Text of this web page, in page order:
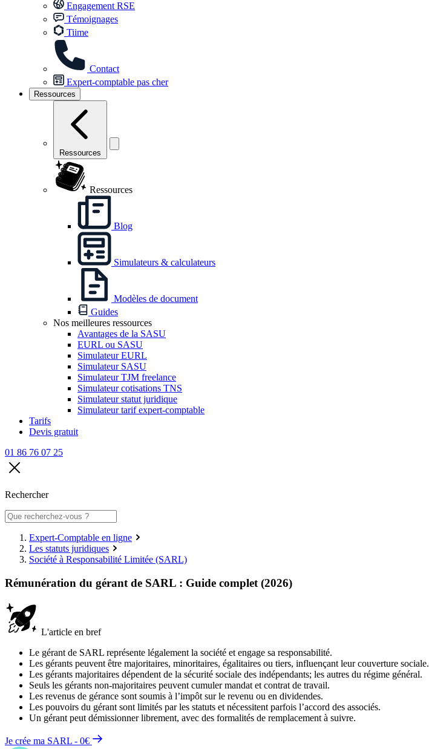
Engagement RSE
Témoignages
Tiime
Contact
Expert-comptable pas cher
Ressources
Ressources
Ressources
Blog
Simulateurs & calculateurs
Modèles de document
Guides
Nos meilleures ressources
Avantages de la SASU
EURL ou SASU
Simulateur EURL
Simulateur SASU
Simulateur TJM freelance
Simulateur cotisations TNS
Simulateur statut juridique
Simulateur tarif expert-comptable
Tarifs
Devis gratuit
01 86 76 07 25
Rechercher
Expert-Comptable en ligne
Les statuts juridiques
Société à Responsabilité Limitée (SARL)
Rémunération du gérant de SARL : Guide complet (2026)
L'article en bref
Le gérant de SARL représente légalement la société et engage sa responsabilité.
Les gérants peuvent être majoritaires, minoritaires, égalitaires ou tiers, influençant leur couverture sociale.
Les gérants majoritaires dépendent de la sécurité sociale des indépendants; les autres du régime général.
Seuls les gérants non-majoritaires peuvent cumuler mandat et contrat de travail.
Les revenus de gérance sont soumis à l’impôt sur le revenu ou en dividendes.
Les pouvoirs du gérant sont limités par les statuts et nécessitent parfois l’accord des associés.
Un gérant peut démissionner librement, avec des formalités de remplacement à suivre.
Je crée ma SARL - 0€